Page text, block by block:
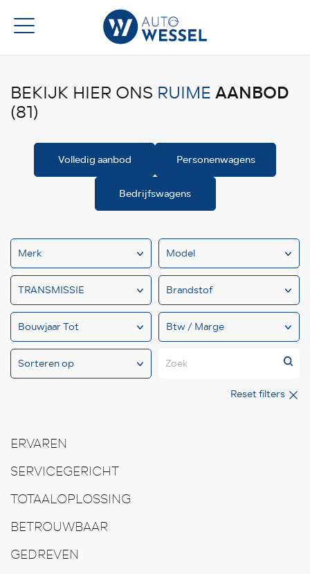
BEKIJK HIER ONS RUIMEAANBOD
(81)
Volledig aanbod Personenwagens
Bedrijfswagens
Zoek
Reset filters
ERVAREN
SERVICEGERICHT
TOTAALOPLOSSING
BETROUWBAAR
GEDREVEN